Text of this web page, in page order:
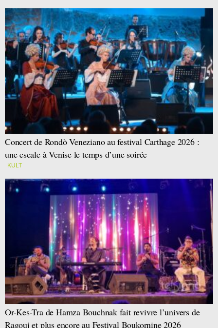
Concert de Rondò Veneziano au festival Carthage 2026 :
une escale à Venise le temps d’une soirée
KULT
Or-Kes-Tra de Hamza Bouchnak fait revivre l’univers de
Ragouj et plus encore au Festival Boukornine 2026